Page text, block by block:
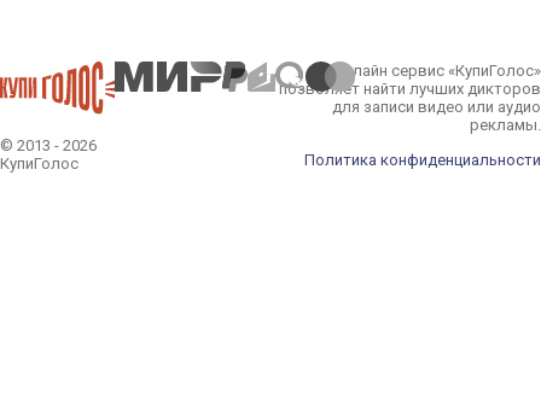
© 2013 - 2026
КупиГолос
Онлайн сервис «КупиГолос»
позволяет найти лучших дикторов
для записи видео или аудио
рекламы.
Политика конфиденциальности